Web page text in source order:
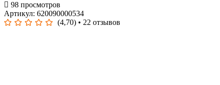
98 просмотров
Артикул: 620090000534
(4,70) • 22 отзывов